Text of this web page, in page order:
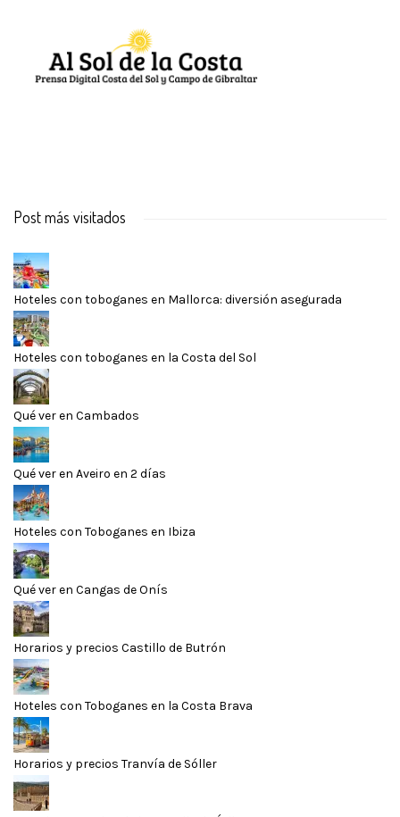
Post más visitados
Hoteles con toboganes en Mallorca: diversión asegurada
Hoteles con toboganes en la Costa del Sol
Qué ver en Cambados
Qué ver en Aveiro en 2 días
Hoteles con Toboganes en Ibiza
Qué ver en Cangas de Onís
Horarios y precios Castillo de Butrón
Hoteles con Toboganes en la Costa Brava
Horarios y precios Tranvía de Sóller